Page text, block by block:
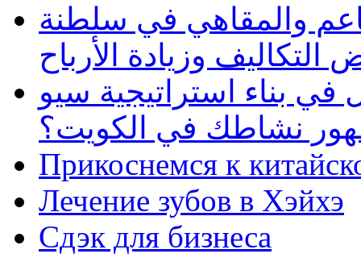
والمقاهي في سلطنة
وزيادة الأرباح
بناء استراتيجية سيو
نشاطك في الكويت؟
Прикоснемся к
Лечение зубов в Хэйхэ
Сдэк для бизнеса